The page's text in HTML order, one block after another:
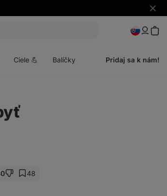
Skryť
Ciele 💪 Balíčky Pridaj sa k nám!
48